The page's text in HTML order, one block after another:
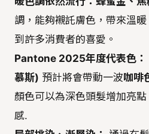
調，能夠襯託膚色，帶來溫
到許多消費者的喜愛。
Pantone 2025年度代表色：
慕斯) 預計將會帶動一波咖啡
顏色可以為深色頭髮增加亮
感.